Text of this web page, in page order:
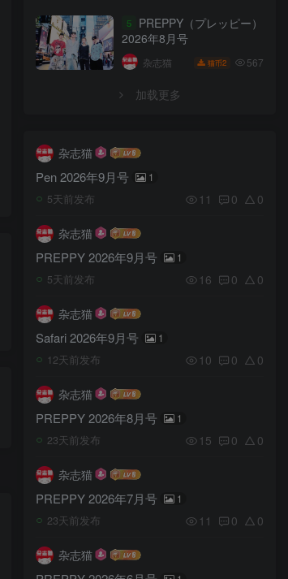
5
PREPPY（プレッピー）
2026年8月号
杂志猫 猫币2 567
加载更多
杂志猫
Pen 2026年9月号 1
5天前发布 11 0 0
杂志猫
PREPPY 2026年9月号 1
5天前发布 16 0 0
杂志猫
Safari 2026年9月号 1
12天前发布 10 0 0
杂志猫
PREPPY 2026年8月号 1
23天前发布 15 0 0
杂志猫
PREPPY 2026年7月号 1
23天前发布 11 0 0
杂志猫